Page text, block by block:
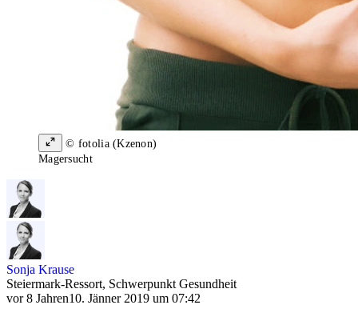
© fotolia (Kzenon)
Magersucht
Sonja Krause
Steiermark-Ressort, Schwerpunkt Gesundheit
vor 8 Jahren10. Jänner 2019 um 07:42